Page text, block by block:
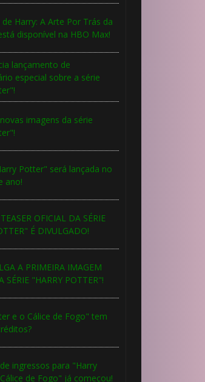
Harry: A Arte Por Trás da
disponível na HBO Max!
lançamento de
especial sobre a série
imagens da série
Potter" será lançada no
ano!
OFICIAL DA SÉRIE
É DIVULGADO!
A PRIMEIRA IMAGEM
SÉRIE "HARRY POTTER"!
e o Cálice de Fogo" tem
ingressos para "Harry
de Fogo" já começou!